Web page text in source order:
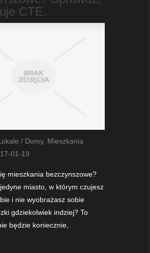
CTE.
/ Domy, Mieszkania
01-19
mieszkania bezczynszowe?
miasto, w którym czujesz
i nie wyobrażasz sobie
gdziekolwiek indziej? To
będzie koniecznie,